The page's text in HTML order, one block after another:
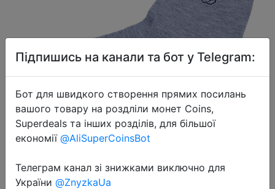
2018-09-20
Підпишись на канали та бот у Telegram:
Бот для швидкого створення прямих посилань
вашого товару на роздліли монет Coins,
Superdeals та інших розділів, для більшої
економії @AliSuperCoinsBot
Телеграм канал зі знижками виключно для
України @ZnyzkaUa